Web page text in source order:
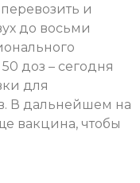
и
до восьми
доз – сегодня
для
В дальнейшем на
вакцина, чтобы